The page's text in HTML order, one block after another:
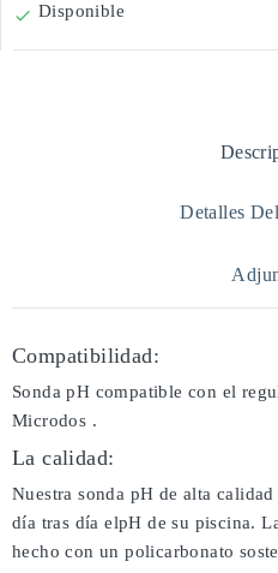
 Disponible
Detalles
Compatibilidad:
Sonda pH compatible con el
Microdos .
La calidad:
Nuestra sonda pH de alta
día tras día elpH de su piscina.
hecho con un policarbonato